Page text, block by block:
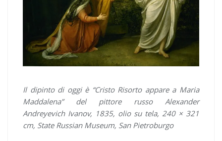
Il dipinto di oggi è “Cristo Risorto appare a Maria
Maddalena” del pittore russo Alexander
Andreyevich Ivanov, 1835, olio su tela, 240 × 321
cm, State Russian Museum, San Pietroburgo